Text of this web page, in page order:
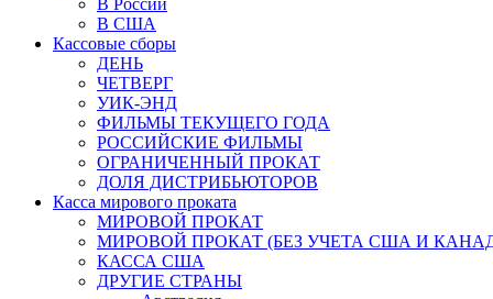
В России
В США
Кассовые сборы
ДЕНЬ
ЧЕТВЕРГ
УИК-ЭНД
ФИЛЬМЫ ТЕКУЩЕГО ГОДА
РОССИЙСКИЕ ФИЛЬМЫ
ОГРАНИЧЕННЫЙ ПРОКАТ
ДОЛЯ ДИСТРИБЬЮТОРОВ
Касса мирового проката
МИРОВОЙ ПРОКАТ
МИРОВОЙ ПРОКАТ (БЕЗ УЧЕТА США И
КАССА США
ДРУГИЕ СТРАНЫ